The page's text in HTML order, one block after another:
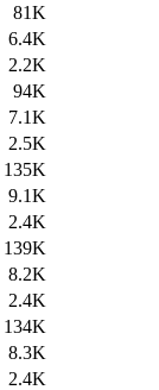
81K
6.4K
2.2K
94K
7.1K
2.5K
135K
9.1K
2.4K
139K
8.2K
2.4K
134K
8.3K
2.4K